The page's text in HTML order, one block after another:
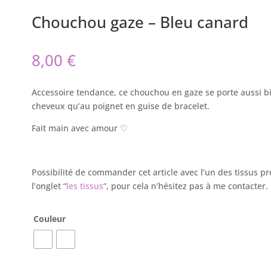
Chouchou gaze – Bleu canard
8,00 €
Accessoire tendance, ce chouchou en gaze se porte aussi
cheveux qu’au poignet en guise de bracelet.
Fait main avec amour ♡
Possibilité de commander cet article avec l’un des tissus
l’onglet “les tissus“, pour cela n’hésitez pas à me contacter.
Couleur